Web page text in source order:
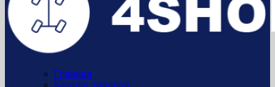
Главная
Каталог товаров